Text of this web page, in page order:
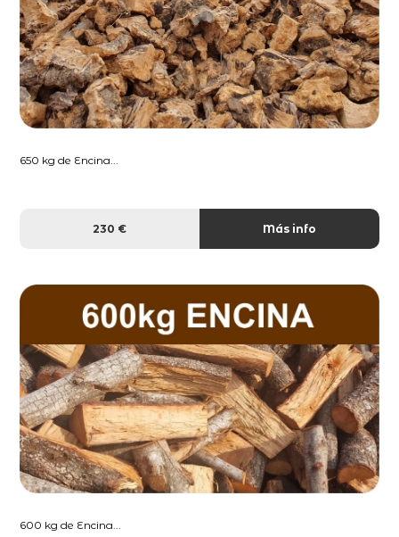
650 kg de Encina...
230 € Más info
600 kg de Encina...